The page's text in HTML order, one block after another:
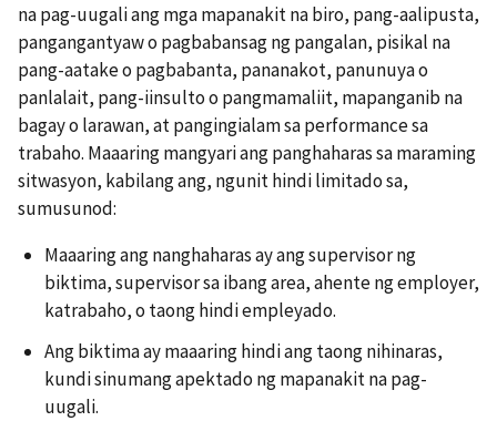
na pag-uugali ang mga mapanakit na biro, pang-aalipusta,
pangangantyaw o pagbabansag ng pangalan, pisikal na
pang-aatake o pagbabanta, pananakot, panunuya o
panlalait, pang-iinsulto o pangmamaliit, mapanganib na
bagay o larawan, at pangingialam sa performance sa
trabaho. Maaaring mangyari ang panghaharas sa maraming
sitwasyon, kabilang ang, ngunit hindi limitado sa,
sumusunod:
Maaaring ang nanghaharas ay ang supervisor ng
biktima, supervisor sa ibang area, ahente ng employer,
katrabaho, o taong hindi empleyado.
Ang biktima ay maaaring hindi ang taong nihinaras,
kundi sinumang apektado ng mapanakit na pag-
uugali.